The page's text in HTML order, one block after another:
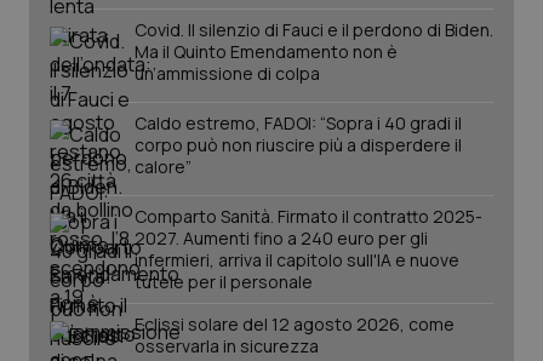
Tumori gastrointestinali
Ulcera & Reflusso
Vaccini
Covid. Il silenzio di Fauci e il perdono di Biden.
Ma il Quinto Emendamento non è
un’ammissione di colpa
Caldo estremo, FADOI: “Sopra i 40 gradi il
corpo può non riuscire più a disperdere il
calore”
Comparto Sanità. Firmato il contratto 2025-
2027. Aumenti fino a 240 euro per gli
infermieri, arriva il capitolo sull'IA e nuove
tutele per il personale
Eclissi solare del 12 agosto 2026, come
osservarla in sicurezza
CookieScriptConsent
CookieScript
www.quotidianosanita.it
tracking-sites-ironfish-
tracking-enable
www.quotidianosanita.it